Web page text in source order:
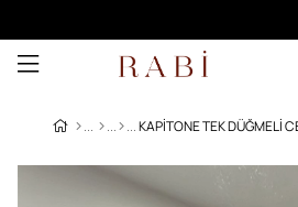
KAPITONE TEK DÜĞMELI